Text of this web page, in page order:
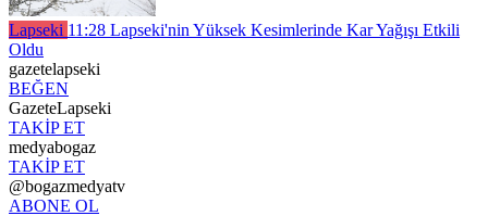
Lapseki 11:28 Lapseki'nin Yüksek Kesimlerinde Kar Yağışı Etkili
Oldu
gazetelapseki
BEĞEN
GazeteLapseki
TAKİP ET
medyabogaz
TAKİP ET
@bogazmedyatv
ABONE OL